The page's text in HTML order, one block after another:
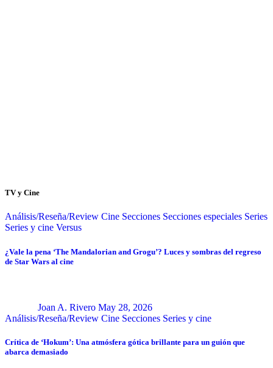
TV y Cine
Análisis/Reseña/Review Cine Secciones Secciones especiales Series
Series y cine Versus
¿Vale la pena ‘The Mandalorian and Grogu’? Luces y sombras del regreso
de Star Wars al cine
Joan A. Rivero May 28, 2026
Análisis/Reseña/Review Cine Secciones Series y cine
Crítica de ‘Hokum’: Una atmósfera gótica brillante para un guión que
abarca demasiado